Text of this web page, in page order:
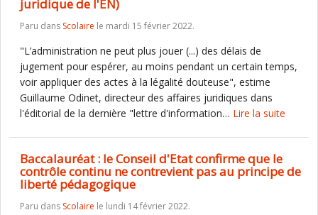
juridique de l'EN)
Paru dans Scolaire le mardi 15 février 2022.
"L’administration ne peut plus jouer (...) des délais de
jugement pour espérer, au moins pendant un certain temps,
voir appliquer des actes à la légalité douteuse", estime
Guillaume Odinet, directeur des affaires juridiques dans
l'éditorial de la dernière "lettre d'information… Lire la suite
Baccalauréat : le Conseil d'Etat confirme que le
contrôle continu ne contrevient pas au principe de
liberté pédagogique
Paru dans Scolaire le lundi 14 février 2022.